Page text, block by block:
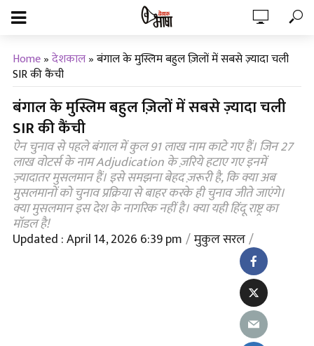
Home»देशकाल»बंगाल के मुस्लिम बहुल ज़िलों में सबसे ज़्यादा चली
SIR की कैंची
बंगाल के मुस्लिम बहुल ज़िलों में सबसे ज़्यादा चली
SIR की कैंची
ऐन चुनाव से पहले बंगाल में कुल 91 लाख नाम काटे गए हैं। जिन 27
लाख वोटर्स के नाम Adjudication के ज़रिये हटाए गए इनमें
ज़्यादातर मुसलमान हैं। इसे समझना बेहद ज़रूरी है, कि क्या अब
मुसलमानों को चुनाव प्रक्रिया से बाहर करके ही चुनाव जीते जाएंगे।
क्या मुसलमान इस देश के नागरिक नहीं है। क्या यही हिंदू राष्ट्र का
मॉडल है!
Updated : April 14, 2026 6:39 pm मुकुल सरल